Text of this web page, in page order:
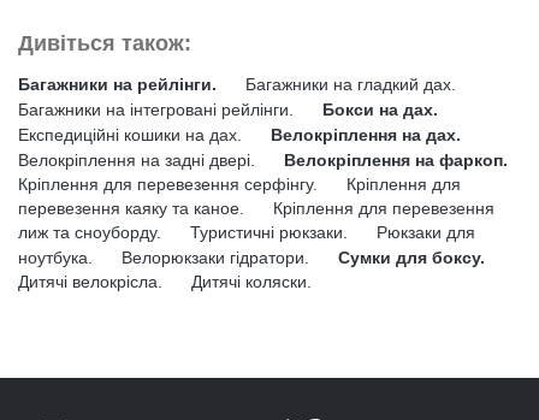
Дивіться також:
Багажники на рейлінги.
Багажники на гладкий дах.
Багажники на інтегровані рейлінги.
Бокси на дах.
Експедиційні кошики на дах.
Велокріплення на дах.
Велокріплення на задні двері.
Велокріплення на фаркоп.
Кріплення для перевезення серфінгу.
Кріплення для
перевезення каяку та каное.
Кріплення для перевезення
лиж та сноуборду.
Туристичні рюкзаки.
Рюкзаки для
ноутбука.
Велорюкзаки гідратори.
Сумки для боксу.
Дитячі велокрісла.
Дитячі коляски.